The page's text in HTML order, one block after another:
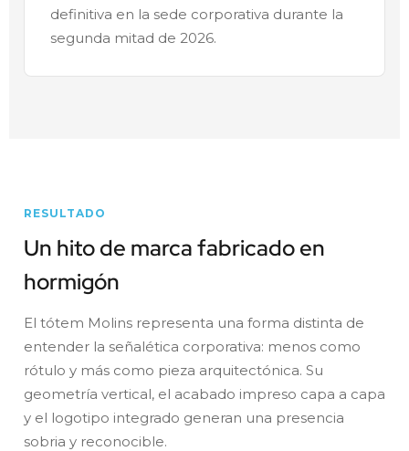
definitiva en la sede corporativa durante la
segunda mitad de 2026.
RESULTADO
Un hito de marca fabricado en
hormigón
El tótem Molins representa una forma distinta de
entender la señalética corporativa: menos como
rótulo y más como pieza arquitectónica. Su
geometría vertical, el acabado impreso capa a capa
y el logotipo integrado generan una presencia
sobria y reconocible.